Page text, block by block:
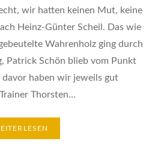
wir hatten keinen Mut, keine
Heinz-Günter Scheil. Das wie
Wahrenholz ging durch
Patrick Schön blieb vom Punkt
haben wir jeweils gut
Thorsten…